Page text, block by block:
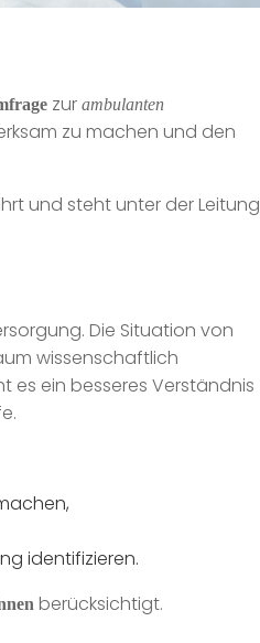
zur ambulanten
zu machen und den
und steht unter der Leitung
Die Situation von
wissenschaftlich
es ein besseres Verständnis
identifizieren.
berücksichtigt.